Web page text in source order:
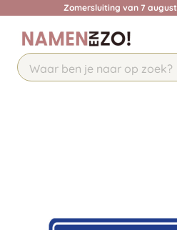
Zomersluiting van 7
Chat 24/7 met
hulp
Contact